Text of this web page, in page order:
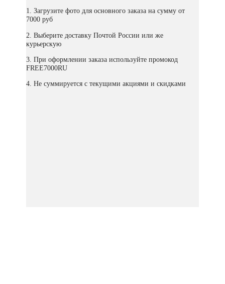
1. Загрузите фото для основного заказа на сумму от
7000 руб
2. Выберите доставку Почтой России или же
курьерскую
3. При оформлении заказа используйте промокод
FREE7000RU
4. Не суммируется с текущими акциями и скидками